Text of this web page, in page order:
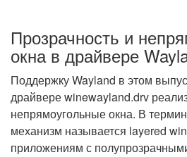
Прозрачность и
окна в драйвере
Поддержку Wayland в этом
драйвере winewayland.drv
непрямоугольные окна. В
механизм называется layered
приложениям с